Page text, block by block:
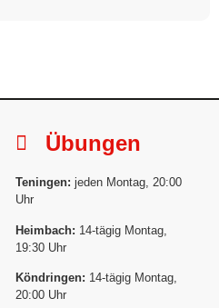
Übungen
Teningen: jeden Montag, 20:00
Uhr
Heimbach: 14-tägig Montag,
19:30 Uhr
Köndringen: 14-tägig Montag,
20:00 Uhr